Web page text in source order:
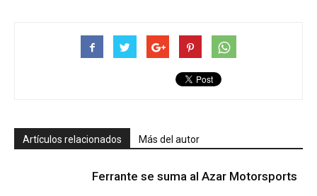
Artículos relacionados Más del autor
Ferrante se suma al Azar Motorsports